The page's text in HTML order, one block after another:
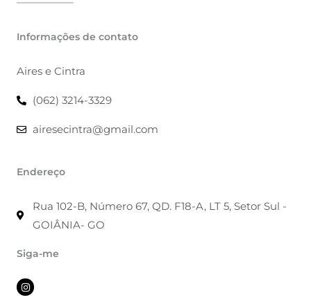
Informações de contato
Aires e Cintra
(062) 3214-3329
airesecintra@gmail.com
Endereço
Rua 102-B, Número 67, QD. F18-A, LT 5, Setor Sul -
GOIÂNIA- GO
Siga-me
I
n